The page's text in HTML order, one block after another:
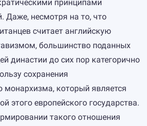
принципами
Даже, несмотря на то, что
считает английскую
большинство поданных
династии до сих пор категорично
сохранения
монархизма, который является
этого европейского государства.
такого отношения